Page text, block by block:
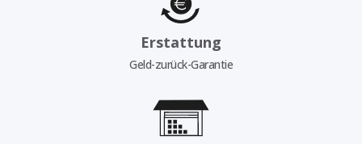
Erstattung
Geld-zurück-Garantie